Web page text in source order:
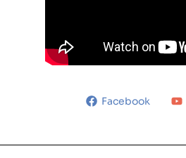
Facebook